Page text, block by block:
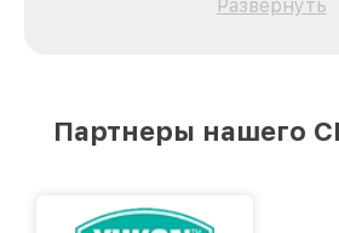
каждого пользователя
лучшим сервисным центром
Развернуть
Партнеры нашего